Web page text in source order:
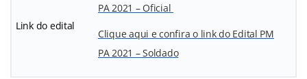
Link do edital
PA 2021 – Oficial
Clique aqui e confira o link do Edital PM
PA 2021 – Soldado